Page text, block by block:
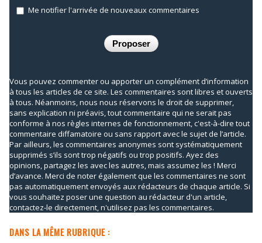
Me notifier l'arrivée de nouveaux commentaires
Vous pouvez commenter ou apporter un complément d’information
à tous les articles de ce site. Les commentaires sont libres et ouverts
à tous. Néanmoins, nous nous réservons le droit de supprimer,
sans explication ni préavis, tout commentaire qui ne serait pas
conforme à nos règles internes de fonctionnement, c'est-à-dire tout
commentaire diffamatoire ou sans rapport avec le sujet de l’article.
Par ailleurs, les commentaires anonymes sont systématiquement
supprimés s’ils sont trop négatifs ou trop positifs. Ayez des
opinions, partagez les avec les autres, mais assumez les ! Merci
d’avance. Merci de noter également que les commentaires ne sont
pas automatiquement envoyés aux rédacteurs de chaque article. Si
vous souhaitez poser une question au rédacteur d'un article,
contactez-le directement, n'utilisez pas les commentaires.
DANS LA MÊME RUBRIQUE :